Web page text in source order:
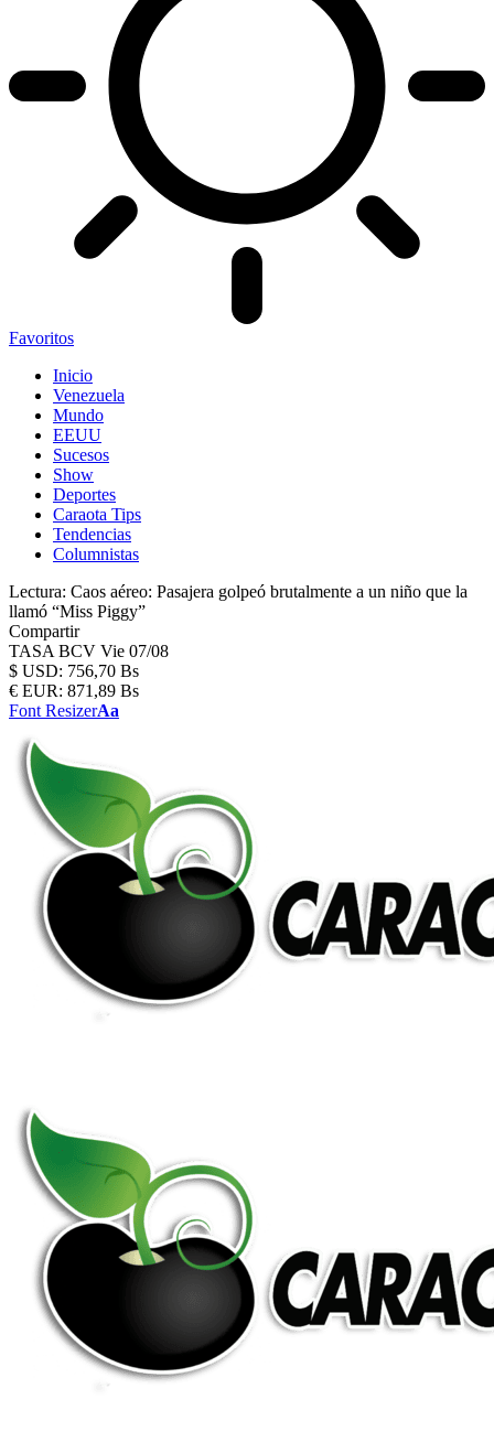
Favoritos
Inicio
Venezuela
Mundo
EEUU
Sucesos
Show
Deportes
Caraota Tips
Tendencias
Columnistas
Lectura: Caos aéreo: Pasajera golpeó brutalmente a un niño que la
llamó “Miss Piggy”
Compartir
TASA BCV Vie 07/08
$ USD: 756,70 Bs
€ EUR: 871,89 Bs
Font ResizerAa